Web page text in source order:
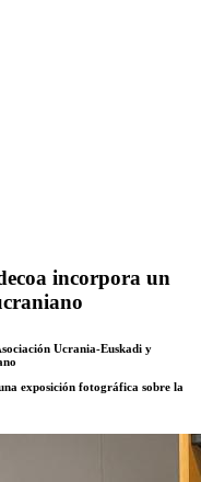
incorpora un
Ucrania-Euskadi y
exposición fotográfica sobre la